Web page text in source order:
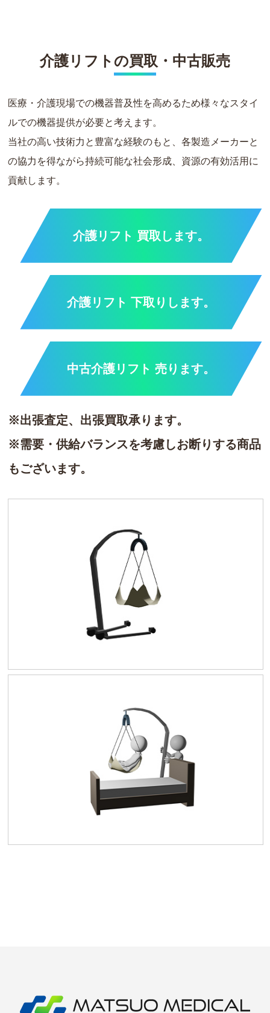
介護リフトの買取・中古販売
医療・介護現場での機器普及性を高めるため様々なスタイ
ルでの機器提供が必要と考えます。
当社の高い技術力と豊富な経験のもと、各製造メーカーと
の協力を得ながら持続可能な社会形成、資源の有効活用に
貢献します。
介護リフト 買取します。
介護リフト 下取りします。
中古介護リフト 売ります。
※出張査定、出張買取承ります。
※需要・供給バランスを考慮しお断りする商品
もございます。